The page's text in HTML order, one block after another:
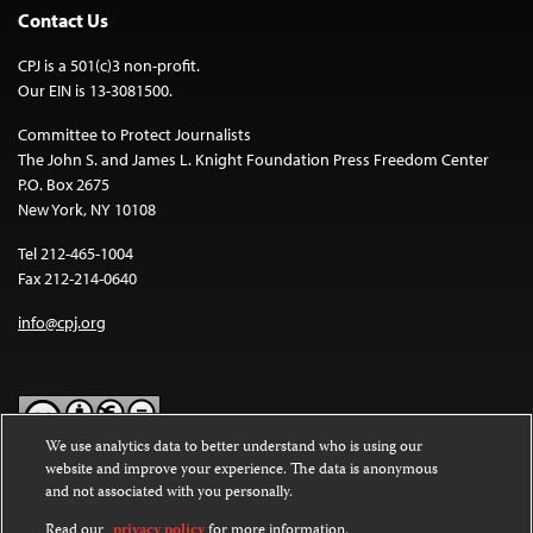
Contact Us
CPJ is a 501(c)3 non-profit.
Our EIN is 13-3081500.
Committee to Protect Journalists
The John S. and James L. Knight Foundation Press Freedom Center
P.O. Box 2675
New York, NY 10108
Tel 212-465-1004
Fax 212-214-0640
info@cpj.org
Except where noted, text on this website is licensed under a
Commons Attribution-NonCommercial-NoDerivatives 4.0
International License.
We use analytics data to better understand who is using our
website and improve your experience. The data is anonymous
and not associated with you personally.